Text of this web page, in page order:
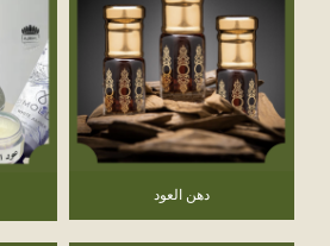
دهن العود